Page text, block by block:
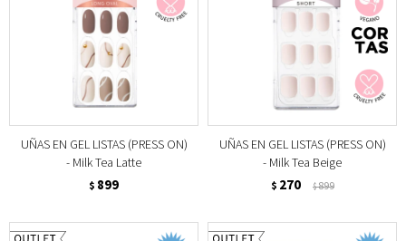
UÑAS EN GEL LISTAS (PRESS ON)
- Milk Tea Latte
$ 899
UÑAS EN GEL LISTAS (PRESS ON)
- Milk Tea Beige
$ 270 $899